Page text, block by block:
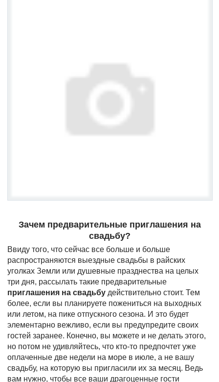
Зачем предварительные приглашения на
свадьбу?
Ввиду того, что сейчас все больше и больше
распространяются выездные свадьбы в райских
уголках Земли или душевные празднества на целых
три дня, рассылать такие предварительные
приглашения на свадьбу действительно стоит. Тем
более, если вы планируете пожениться на выходных
или летом, на пике отпускного сезона. И это будет
элементарно вежливо, если вы предупредите своих
гостей заранее. Конечно, вы можете и не делать этого,
но потом не удивляйтесь, что кто-то предпочтет уже
оплаченные две недели на море в июле, а не вашу
свадьбу, на которую вы пригласили их за месяц. Ведь
вам нужно, чтобы все ваши драгоценные гости